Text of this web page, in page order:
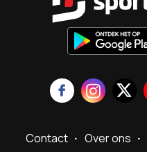
Contact Over ons